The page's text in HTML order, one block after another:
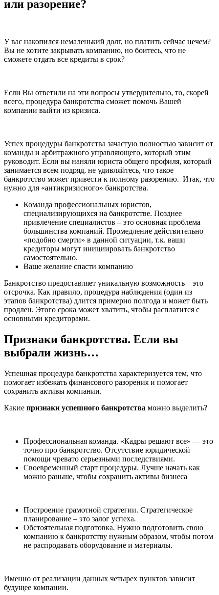
или разорение?
У вас накопился немаленький долг, но платить сейчас нечем?
Вы не хотите закрывать компанию, но боитесь, что не
сможете отдать все кредиты в срок?
Если Вы ответили на эти вопросы утвердительно, то, скорей
всего, процедура банкротства сможет помочь Вашей
компании выйти из кризиса.
Успех процедуры банкротства зачастую полностью зависит от
команды и арбитражного управляющего, который этим
руководит. Если вы наняли юриста общего профиля, который
занимается всем подряд, не удивляйтесь, что такое
банкротство может привести к полному разорению. Итак, что
нужно для «антикризисного» банкротства.
Команда профессиональных юристов,
специализирующихся на банкротстве. Позднее
привлечение специалистов – это основная проблема
большинства компаний. Промедление действительно
«подобно смерти» в данной ситуации, т.к. ваши
кредиторы могут инициировать банкротство
самостоятельно.
Ваше желание спасти компанию
Банкротство предоставляет уникальную возможность – это
отсрочка. Как правило, процедура наблюдения (один из
этапов банкротства) длится примерно полгода и может быть
продлен. Этого срока может хватить, чтобы расплатится с
основными кредиторами.
Признаки банкротства. Если вы
выбрали жизнь…
Успешная процедура банкротства характеризуется тем, что
помогает избежать финансового разорения и помогает
сохранить активы компании.
Какие признаки успешного банкротства можно выделить?
Профессиональная команда. «Кадры решают все» — это
точно про банкротство. Отсутствие юридической
помощи чревато серьезными последствиями.
Своевременный старт процедуры. Лучше начать как
можно раньше, чтобы сохранить активы бизнеса
Построение грамотной стратегии. Стратегическое
планирование – это залог успеха.
Обстоятельная подготовка. Нужно подготовить свою
компанию к банкротству нужным образом, чтобы потом
не распродавать оборудование и материалы.
Именно от реализации данных четырех пунктов зависит
будущее компании.